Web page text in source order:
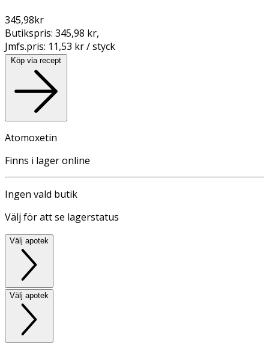
345,98kr
Butikspris: 345,98 kr,
Jmfs.pris: 11,53 kr / styck
Köp via recept
Atomoxetin
Finns i lager online
Ingen vald butik
Välj för att se lagerstatus
Välj apotek
Välj apotek